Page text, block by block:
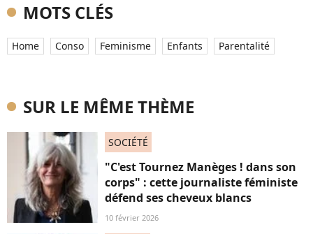
MOTS CLÉS
Home Conso Feminisme Enfants Parentalité
SUR LE MÊME THÈME
SOCIÉTÉ
"C'est Tournez Manèges ! dans son
corps" : cette journaliste féministe
défend ses cheveux blancs
10 février 2026